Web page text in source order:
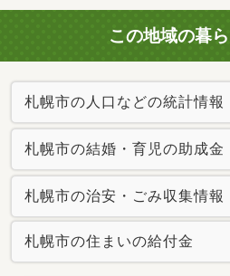
この地域の暮
札幌市の人口などの統計情報
札幌市の結婚・育児の助成金
札幌市の治安・ごみ収集情報
札幌市の住まいの給付金